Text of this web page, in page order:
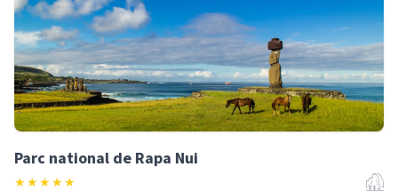
Parc national de Rapa Nui
★★★★★